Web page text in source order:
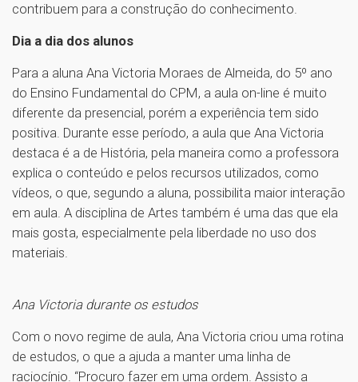
contribuem para a construção do conhecimento.
Dia a dia dos alunos
Para a aluna Ana Victoria Moraes de Almeida, do 5º ano
do Ensino Fundamental do CPM, a aula on-line é muito
diferente da presencial, porém a experiência tem sido
positiva. Durante esse período, a aula que Ana Victoria
destaca é a de História, pela maneira como a professora
explica o conteúdo e pelos recursos utilizados, como
vídeos, o que, segundo a aluna, possibilita maior interação
em aula. A disciplina de Artes também é uma das que ela
mais gosta, especialmente pela liberdade no uso dos
materiais.
Ana Victoria durante os estudos
Com o novo regime de aula, Ana Victoria criou uma rotina
de estudos, o que a ajuda a manter uma linha de
raciocínio. “Procuro fazer em uma ordem. Assisto a